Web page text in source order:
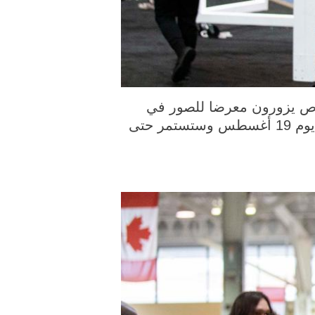
(شينخوا) في الصورة الملتقطة يوم 19 أغسطس 2022، أشخاص يزورون معرضا للصور في
المعرض الكندي الوطني 2022 في مدينة تورونتو في كندا. انطلقت فعاليات المعرض هنا يوم 19 أغسطس وستستمر حتى